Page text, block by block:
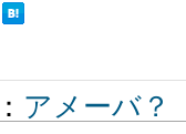
アメーバ？